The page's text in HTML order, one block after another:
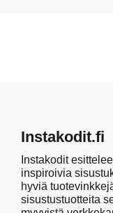
Instakodit.fi
Instakodit
inspiroivia
hyviä
sisustustuotteita